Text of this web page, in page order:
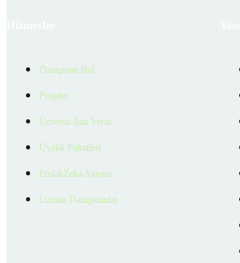
Danışman Bul
Projeler
Ücretsiz İlan Verin
Üyelik Paketleri
EmlakZeka Asistan
Uzman Danışmanlar